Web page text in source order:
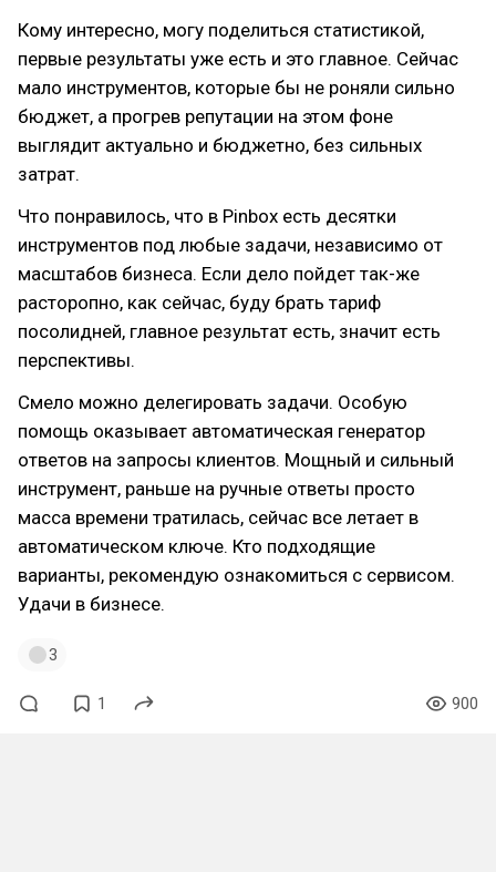
Кому интересно, могу поделиться статистикой,
первые результаты уже есть и это главное. Сейчас
мало инструментов, которые бы не роняли сильно
бюджет, а прогрев репутации на этом фоне
выглядит актуально и бюджетно, без сильных
затрат.
Что понравилось, что в Pinbox есть десятки
инструментов под любые задачи, независимо от
масштабов бизнеса. Если дело пойдет так-же
расторопно, как сейчас, буду брать тариф
посолидней, главное результат есть, значит есть
перспективы.
Смело можно делегировать задачи. Особую
помощь оказывает автоматическая генератор
ответов на запросы клиентов. Мощный и сильный
инструмент, раньше на ручные ответы просто
масса времени тратилась, сейчас все летает в
автоматическом ключе. Кто подходящие
варианты, рекомендую ознакомиться с сервисом.
Удачи в бизнесе.
3
1 900